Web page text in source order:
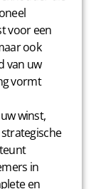
voor een
ook
van uw
vormt
winst,
in
en